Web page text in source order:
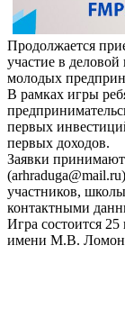
Продолжается
участие в
молодых
В рамках игры
первых
первых доходов.
Заявки
участников,
контактными
Игра состоится
имени М.В.